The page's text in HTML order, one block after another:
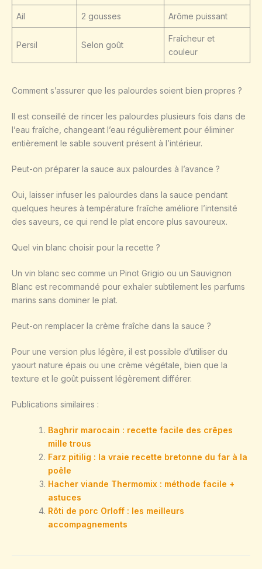
Ail 2 gousses Arôme puissant
Persil Selon goût
Fraîcheur et
couleur
Comment s’assurer que les palourdes soient bien propres ?
Il est conseillé de rincer les palourdes plusieurs fois dans de
l’eau fraîche, changeant l’eau régulièrement pour éliminer
entièrement le sable souvent présent à l’intérieur.
Peut-on préparer la sauce aux palourdes à l’avance ?
Oui, laisser infuser les palourdes dans la sauce pendant
quelques heures à température fraîche améliore l’intensité
des saveurs, ce qui rend le plat encore plus savoureux.
Quel vin blanc choisir pour la recette ?
Un vin blanc sec comme un Pinot Grigio ou un Sauvignon
Blanc est recommandé pour exhaler subtilement les parfums
marins sans dominer le plat.
Peut-on remplacer la crème fraîche dans la sauce ?
Pour une version plus légère, il est possible d’utiliser du
yaourt nature épais ou une crème végétale, bien que la
texture et le goût puissent légèrement différer.
Publications similaires :
Baghrir marocain : recette facile des crêpes
mille trous
Farz pitilig : la vraie recette bretonne du far à la
poêle
Hacher viande Thermomix : méthode facile +
astuces
Rôti de porc Orloff : les meilleurs
accompagnements